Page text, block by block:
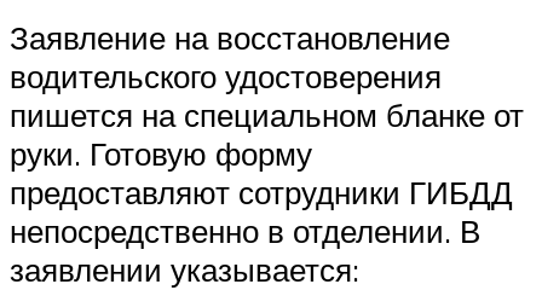
Заявление на восстановление
водительского удостоверения
пишется на специальном бланке от
руки. Готовую форму
предоставляют сотрудники ГИБДД
непосредственно в отделении. В
заявлении указывается: